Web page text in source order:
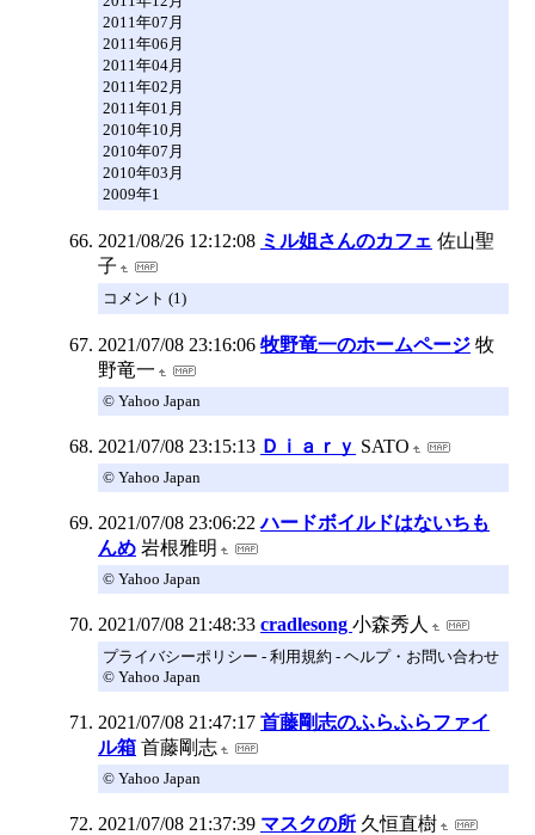
2011年07月
2011年06月
2011年04月
2011年02月
2011年01月
2010年10月
2010年07月
2010年03月
2009年1
2021/08/26 12:12:08 ミル姐さんのカフェ 佐山聖
子
コメント (1)
2021/07/08 23:16:06 牧野竜一のホームページ 牧
野竜一
© Yahoo Japan
2021/07/08 23:15:13 Ｄｉａｒｙ SATO
© Yahoo Japan
2021/07/08 23:06:22 ハードボイルドはないちも
んめ 岩根雅明
© Yahoo Japan
2021/07/08 21:48:33 cradlesong 小森秀人
プライバシーポリシー - 利用規約 - ヘルプ・お問い合わせ
© Yahoo Japan
2021/07/08 21:47:17 首藤剛志のふらふらファイ
ル箱 首藤剛志
© Yahoo Japan
2021/07/08 21:37:39 マスクの所 久恒直樹